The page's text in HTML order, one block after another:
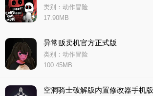
类别：动作冒险
17.90MB
异常贩卖机官方正式版
类别：动作冒险
100.45MB
空洞骑士破解版内置修改器手机版